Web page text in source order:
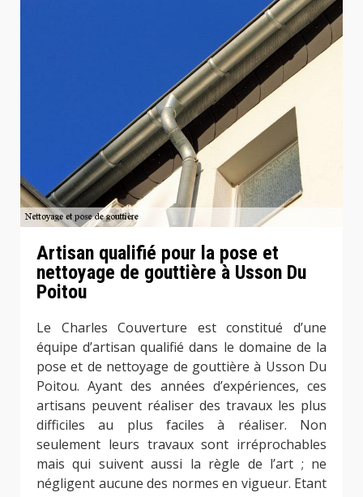
Artisan qualifié pour la pose et
nettoyage de gouttière à Usson Du
Poitou
Le Charles Couverture est constitué d’une
équipe d’artisan qualifié dans le domaine de la
pose et de nettoyage de gouttière à Usson Du
Poitou. Ayant des années d’expériences, ces
artisans peuvent réaliser des travaux les plus
difficiles au plus faciles à réaliser. Non
seulement leurs travaux sont irréprochables
mais qui suivent aussi la règle de l’art ; ne
négligent aucune des normes en vigueur. Etant